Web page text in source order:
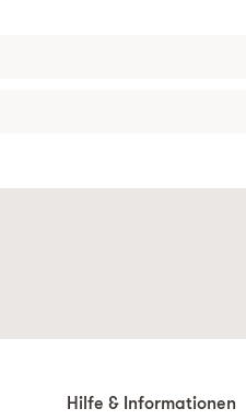
Hilfe & Informationen